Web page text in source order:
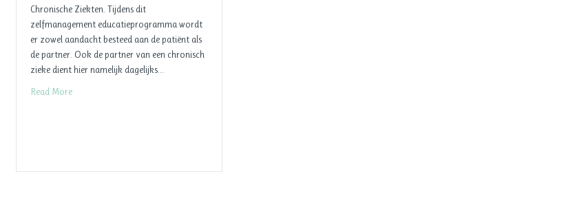
Chronische Ziekten. Tijdens dit
zelfmanagement educatieprogramma wordt
er zowel aandacht besteed aan de patiënt als
de partner. Ook de partner van een chronisch
zieke dient hier namelijk dagelijks…
Read More